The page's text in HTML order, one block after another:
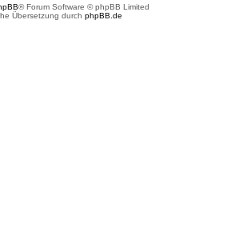
® Forum Software © phpBB Limited
Übersetzung durch phpBB.de